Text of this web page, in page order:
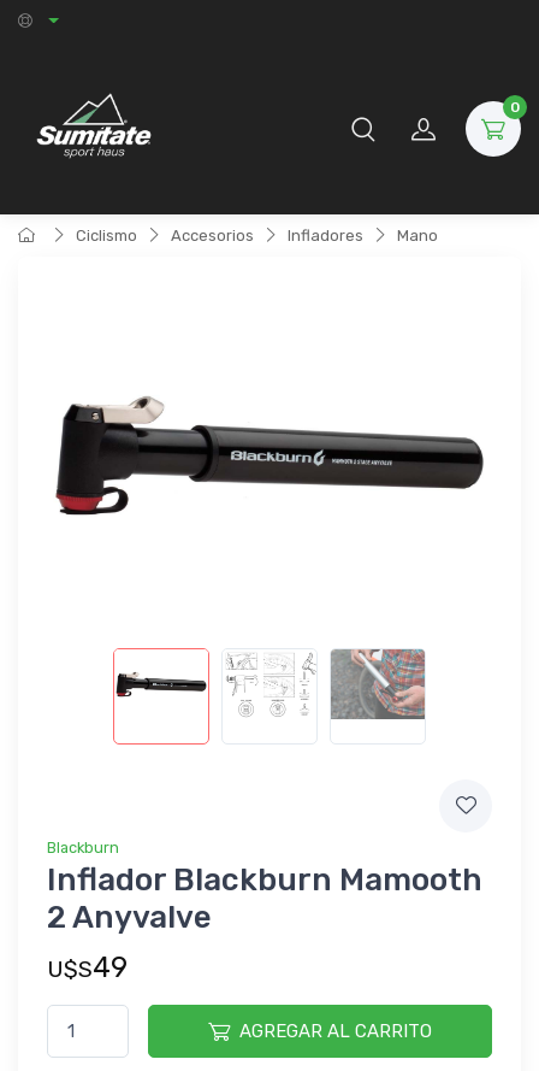
0
Ciclismo Accesorios Infladores Mano
Blackburn
Inflador Blackburn Mamooth
2 Anyvalve
U$S49
AGREGAR AL CARRITO